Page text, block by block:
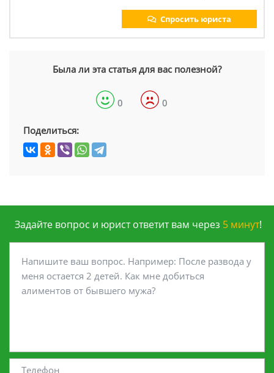
Спросить юриста
Была ли эта статья для вас полезной?
0 0
Поделиться:
Задайте вопрос и юрист ответит вам через 5 минут!